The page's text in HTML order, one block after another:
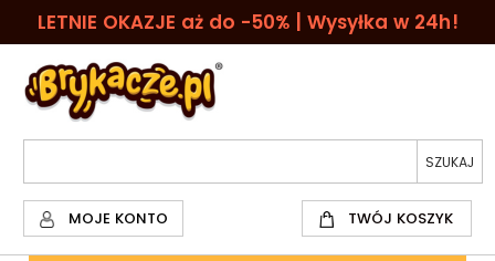
LETNIE OKAZJE aż do -50% | Wysyłka w 24h!
MOJE KONTO TWÓJ KOSZYK